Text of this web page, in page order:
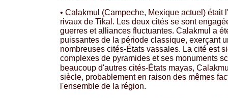
• Calakmul (Campeche, Mexique actuel) était
rivaux de Tikal. Les deux cités se sont
guerres et alliances fluctuantes. Calakmul a
puissantes de la période classique, exerçant
nombreuses cités-États vassales. La cité est
complexes de pyramides et ses monuments
beaucoup d'autres cités-États mayas,
siècle, probablement en raison des mêmes
l'ensemble de la région.